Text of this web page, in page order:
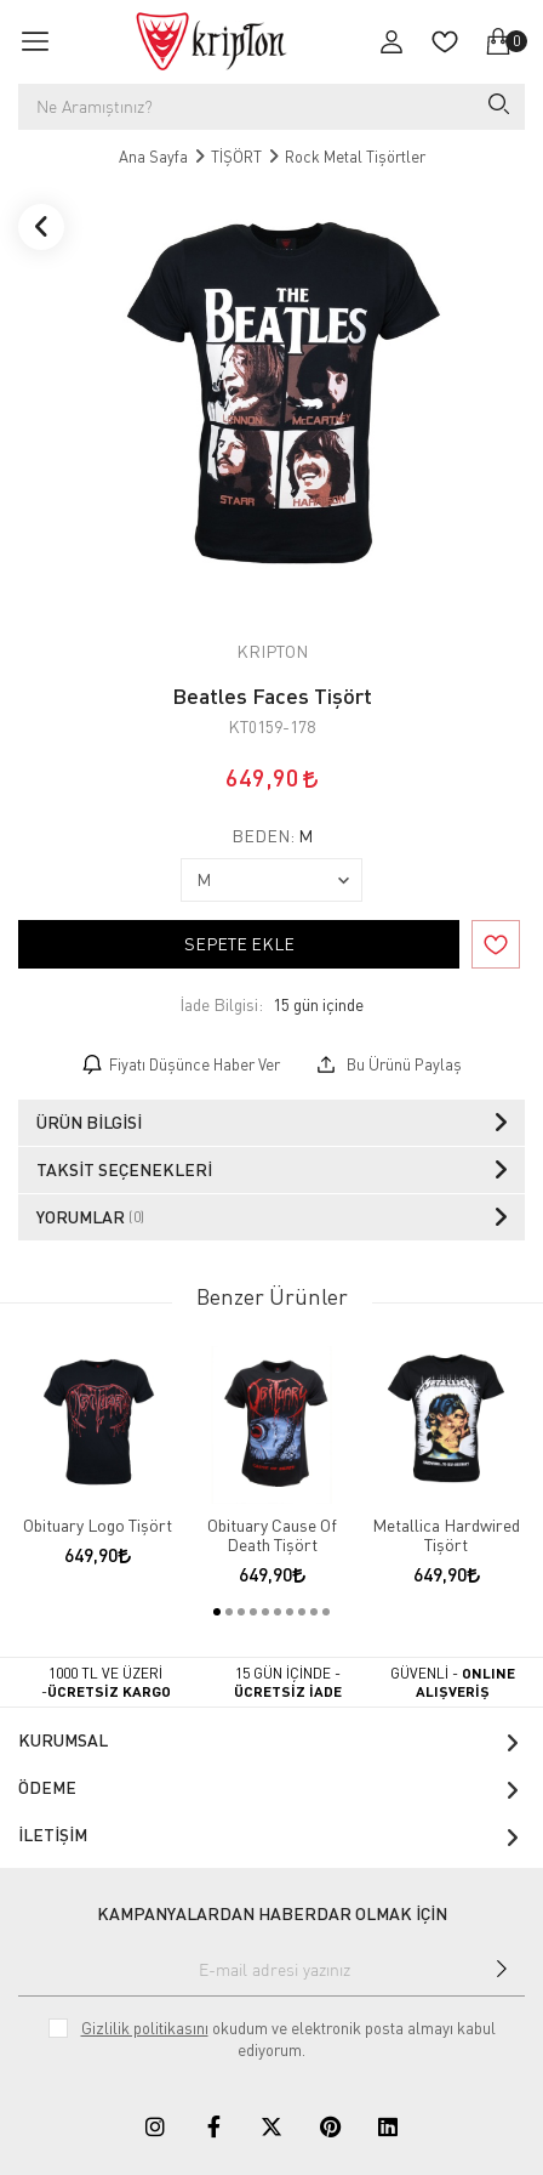
0
Ana Sayfa TİŞÖRT Rock Metal Tişörtler
KRIPTON
Beatles Faces Tişört
KT0159-178
649,90
BEDEN: M
SEPETE EKLE
İade Bilgisi:
Fiyatı Düşünce Haber Ver Bu Ürünü Paylaş
ÜRÜN BILGISI
TAKSIT SEÇENEKLERI
YORUMLAR (0)
Benzer Ürünler
Obituary Logo Tişört
649,90
Obituary Cause Of
Death Tişört
649,90
Metallica Hardwired
Tişört
649,90
1000 TL VE ÜZERİ
-ÜCRETSİZ KARGO
15 GÜN İÇİNDE -
ÜCRETSİZ İADE
GÜVENLİ - ONLINE
ALIŞVERİŞ
KURUMSAL
ÖDEME
İLETİŞİM
KAMPANYALARDAN HABERDAR OLMAK İÇİN
Gizlilik politikasını okudum ve elektronik posta almayı kabul
ediyorum.